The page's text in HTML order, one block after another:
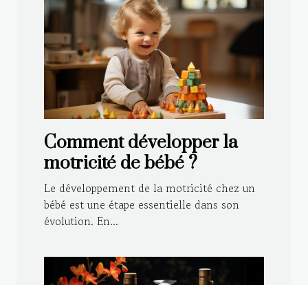
Comment développer la
motricité de bébé ?
Le développement de la motricité chez un
bébé est une étape essentielle dans son
évolution. En...